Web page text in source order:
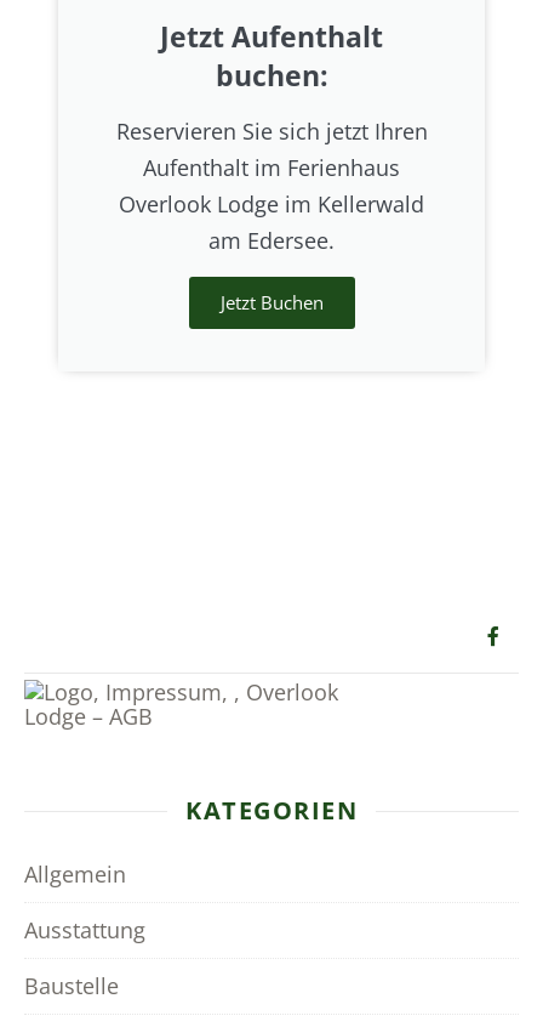
Jetzt Aufenthalt
buchen:
Reservieren Sie sich jetzt Ihren
Aufenthalt im Ferienhaus
Overlook Lodge im Kellerwald
am Edersee.
Jetzt Buchen
KATEGORIEN
Allgemein
Ausstattung
Baustelle